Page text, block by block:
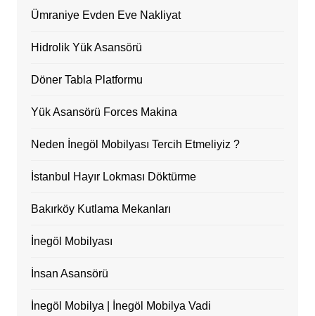
Ümraniye Evden Eve Nakliyat
Hidrolik Yük Asansörü
Döner Tabla Platformu
Yük Asansörü Forces Makina
Neden İnegöl Mobilyası Tercih Etmeliyiz ?
İstanbul Hayır Lokması Döktürme
Bakırköy Kutlama Mekanları
İnegöl Mobilyası
İnsan Asansörü
İnegöl Mobilya | İnegöl Mobilya Vadi